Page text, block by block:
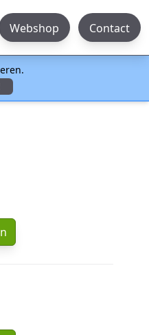
Webshop Contact